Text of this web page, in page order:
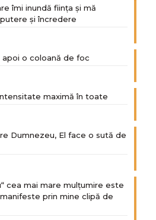
îmi inundă ființa și mă
și încredere
o coloană de foc
maximă în toate
Dumnezeu, El face o sută de
cea mai mare mulțumire este
prin mine clipă de